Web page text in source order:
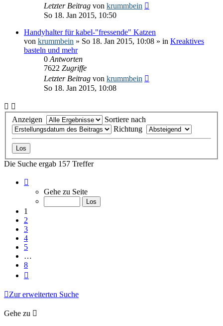
Letzter Beitrag von krummbein
So 18. Jan 2015, 10:50
Handyhalter für kabel-"fressende" Katzen
von krummbein » So 18. Jan 2015, 10:08 » in Kreaktives
basteln und mehr
0 Antworten
7622 Zugriffe
Letzter Beitrag von krummbein
So 18. Jan 2015, 10:08
Anzeigen
Sortiere nach
Richtung
Die Suche ergab 157 Treffer
von
Gehe zu Seite
1
2
3
4
5
…
8
Zur erweiterten Suche
Gehe zu